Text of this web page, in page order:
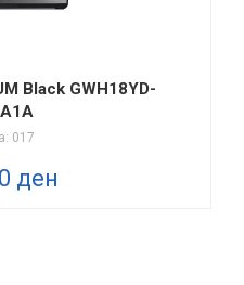
Black GWH18YD-
017
ден